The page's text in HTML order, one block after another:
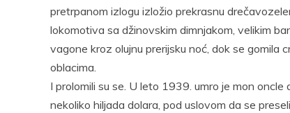
pretrpanom izlogu izložio prekrasnu
lokomotiva sa džinovskim dimnjakom, velikim
vagone kroz olujnu prerijsku noć, dok se gomila
oblacima.
I prolomili su se. U leto 1939. umro je mon
nekoliko hiljada dolara, pod uslovom da se